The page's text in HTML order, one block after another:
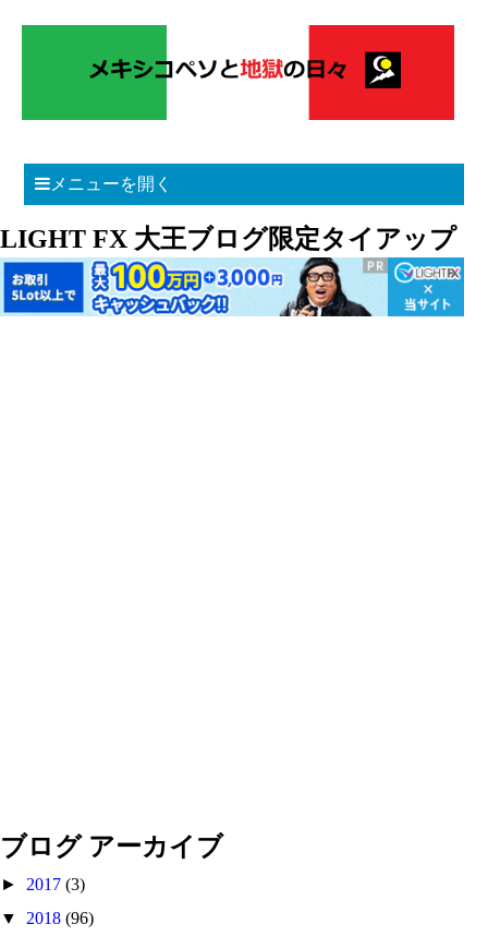
メニューを開く
LIGHT FX 大王ブログ限定タイアップ
ブログ アーカイブ
► 2017 (3)
▼ 2018 (96)